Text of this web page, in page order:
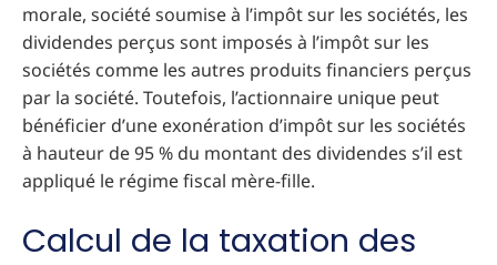
morale, société soumise à l’impôt sur les sociétés, les
dividendes perçus sont imposés à l’impôt sur les
sociétés comme les autres produits financiers perçus
par la société. Toutefois, l’actionnaire unique peut
bénéficier d’une exonération d’impôt sur les sociétés
à hauteur de 95 % du montant des dividendes s’il est
appliqué le régime fiscal mère-fille.
Calcul de la taxation des